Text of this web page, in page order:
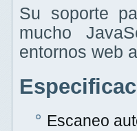
Su soporte
mucho
entornos web
Escaneo